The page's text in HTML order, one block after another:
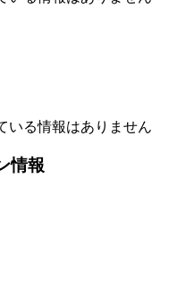
いる情報はありません
情報